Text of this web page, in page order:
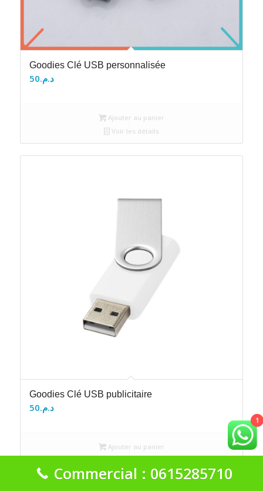
Goodies Clé USB personnalisée
د.م.50
Ajouter au panier
Voir les détails
Goodies Clé USB publicitaire
د.م.50
Ajouter au panier
1
Commercial : 0615285710